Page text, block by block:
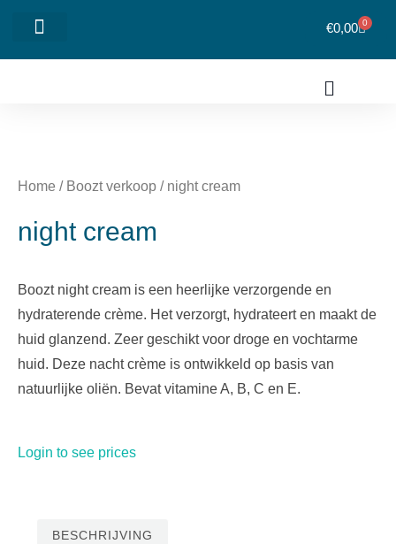
€0,00 0
Home / Boozt verkoop / night cream
night cream
Boozt night cream is een heerlijke verzorgende en
hydraterende crème. Het verzorgt, hydrateert en maakt de
huid glanzend. Zeer geschikt voor droge en vochtarme
huid. Deze nacht crème is ontwikkeld op basis van
natuurlijke oliën. Bevat vitamine A, B, C en E.
Login to see prices
BESCHRIJVING